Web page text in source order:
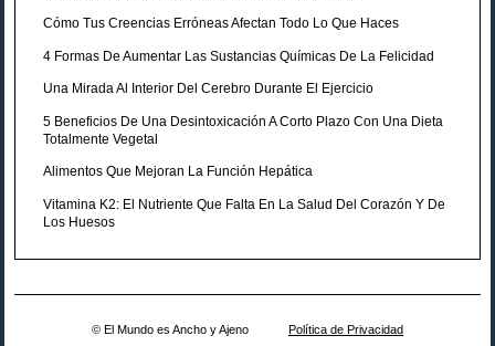
Cómo Tus Creencias Erróneas Afectan Todo Lo Que Haces
4 Formas De Aumentar Las Sustancias Químicas De La Felicidad
Una Mirada Al Interior Del Cerebro Durante El Ejercicio
5 Beneficios De Una Desintoxicación A Corto Plazo Con Una Dieta
Totalmente Vegetal
Alimentos Que Mejoran La Función Hepática
Vitamina K2: El Nutriente Que Falta En La Salud Del Corazón Y De
Los Huesos
© El Mundo es Ancho y Ajeno Política de Privacidad